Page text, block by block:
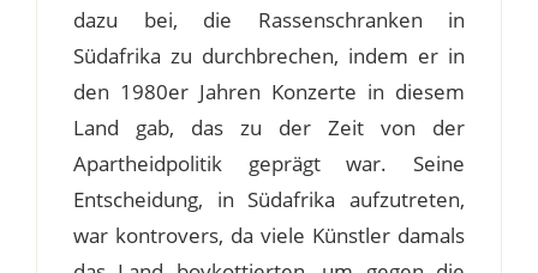
dazu bei, die Rassenschranken in
Südafrika zu durchbrechen, indem er in
den 1980er Jahren Konzerte in diesem
Land gab, das zu der Zeit von der
Apartheidpolitik geprägt war. Seine
Entscheidung, in Südafrika aufzutreten,
war kontrovers, da viele Künstler damals